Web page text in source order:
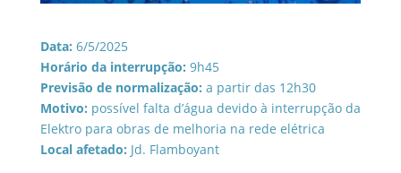
Data: 6/5/2025
Horário da interrupção: 9h45
Previsão de normalização: a partir das 12h30
Motivo: possível falta d’água devido à interrupção da
Elektro para obras de melhoria na rede elétrica
Local afetado: Jd. Flamboyant